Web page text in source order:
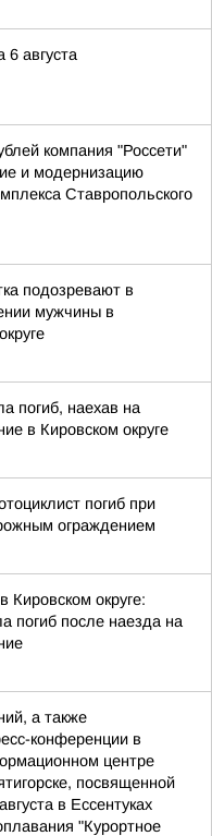
6 августа
компания "Россети"
и модернизацию
Ставропольского
подозревают в
мужчины в
погиб, наехав на
в Кировском округе
погиб при
ограждением
округе:
погиб после наезда на
а также
конференции в
центре
посвященной
в Ессентуках
"Курортное